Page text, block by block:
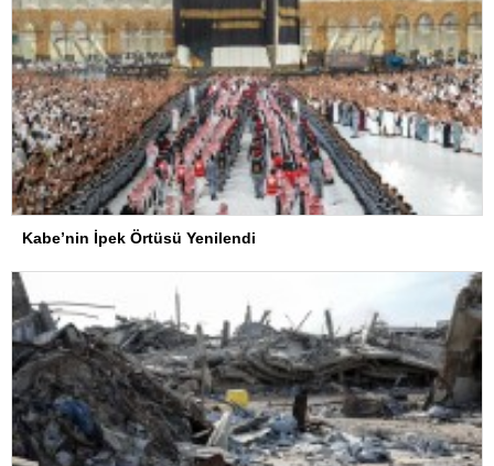
Kabe’nin İpek Örtüsü Yenilendi